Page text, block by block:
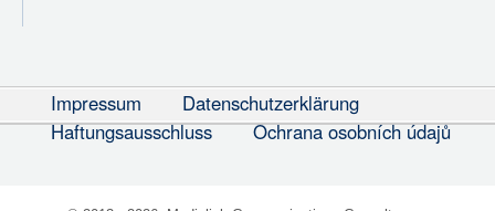
Impressum
Datenschutzerklärung
Haftungsausschluss
Ochrana osobních údajů